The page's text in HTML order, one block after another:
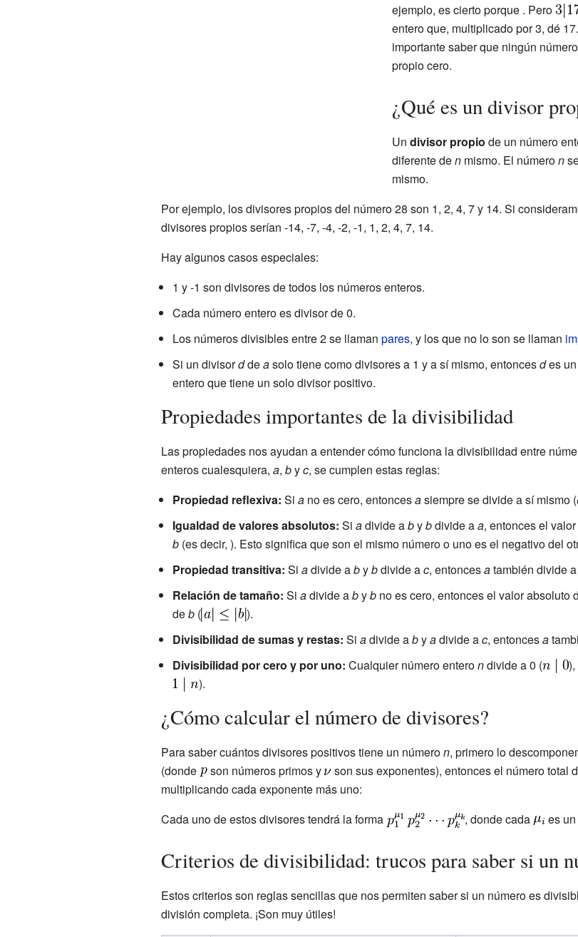
ejemplo, es cierto porque . Pero
entero que, multiplicado por 3, dé
importante saber que ningún
propio cero.
¿Qué es un divisor
Un divisor propio de un número
diferente denmismo. El númeron
mismo.
Por ejemplo, los divisores propios del número 28 son 1, 2, 4, 7 y 14. Si
divisores propios serían -14, -7, -4, -2, -1, 1, 2, 4, 7, 14.
Hay algunos casos especiales:
1 y -1 son divisores de todos los números enteros.
Cada número entero es divisor de 0.
Los números divisibles entre 2 se llaman pares, y los que no lo son se llaman
Si un divisorddeasolo tiene como divisores a 1 y a sí mismo, entoncesdes un
entero que tiene un solo divisor positivo.
Propiedades importantes de la divisibilidad
Las propiedades nos ayudan a entender cómo funciona la divisibilidad entre
enteros cualesquiera, a, byc, se cumplen estas reglas:
Propiedad reflexiva: Si ano es cero, entoncesasiempre se divide a sí mismo (
Igualdad de valores absolutos: Si adivide abybdivide aa, entonces el
b(es decir, ). Esto significa que son el mismo número o uno es el negativo del
Propiedad transitiva: Si adivide abybdivide ac, entoncesatambién divide a
Relación de tamaño: Si adivide abybno es cero, entonces el valor absoluto
deb(
).
Divisibilidad de sumas y restas: Si adivide abyadivide ac, entoncesa
Divisibilidad por cero y por uno: Cualquier número enterondivide a 0 (
).
¿Cómo calcular el número de divisores?
Para saber cuántos divisores positivos tiene un númeron, primero lo
(donde
son números primos y son sus exponentes), entonces el número total
multiplicando cada exponente más uno:
Cada uno de estos divisores tendrá la forma
, donde cada es
Criterios de divisibilidad: trucos para saber si un
Estos criterios son reglas sencillas que nos permiten saber si un número es
división completa. ¡Son muy útiles!